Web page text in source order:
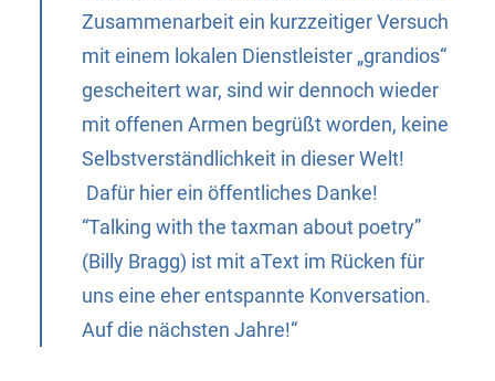
Zusammenarbeit ein kurzzeitiger Versuch
mit einem lokalen Dienstleister „grandios“
gescheitert war, sind wir dennoch wieder
mit offenen Armen begrüßt worden, keine
Selbstverständlichkeit in dieser Welt!
Dafür hier ein öffentliches Danke!
“Talking with the taxman about poetry”
(Billy Bragg) ist mit aText im Rücken für
uns eine eher entspannte Konversation.
Auf die nächsten Jahre!“